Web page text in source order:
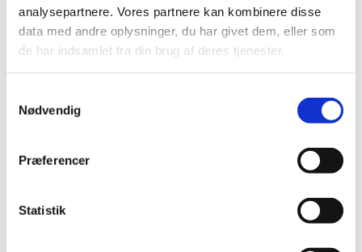
analysepartnere. Vores partnere kan kombinere disse
data med andre oplysninger, du har givet dem, eller som
de har indsamlet fra din brug af deres tjenester.
Nødvendig
Præferencer
Statistik
2017 (167)
2016 (167)
2015 (33)
2014 (44)
december (4)
oktober (3)
august (2)